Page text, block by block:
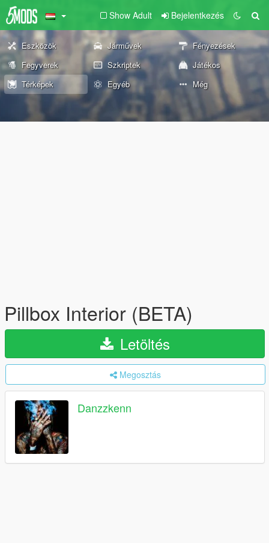
Show Adult Bejelentkezés
Eszközök Járművek
Fényezések
Fegyverek
Szkriptek
Játékos
Térképek
Egyéb Még
Pillbox Interior (BETA)
Letöltés
Megosztás
Danzzkenn